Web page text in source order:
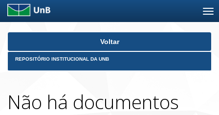
Skip
Voltar
REPOSITÓRIO INSTITUCIONAL DA UNB
Não há documentos